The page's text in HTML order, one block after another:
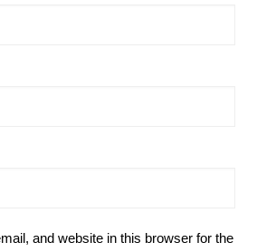
and website in this browser for the